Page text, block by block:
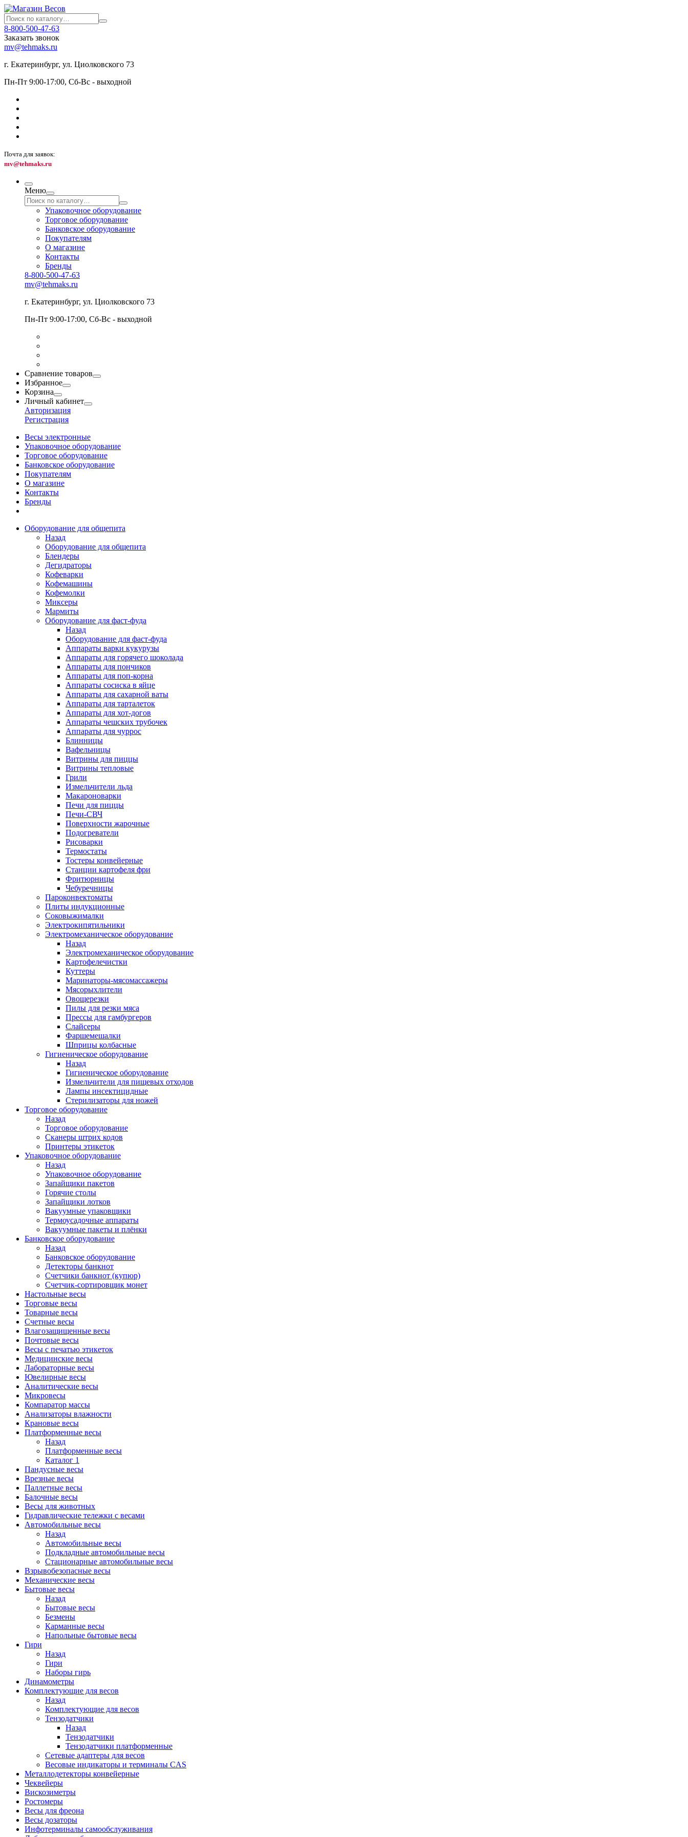
8-800-500-47-63
Заказать звонок
mv@tehmaks.ru
г. Екатеринбург, ул. Циолковского 73
Пн-Пт 9:00-17:00, Сб-Вс - выходной
Почта для заявок:
mv@tehmaks.ru
Меню
Упаковочное оборудование
Торговое оборудование
Банковское оборудование
Покупателям
О магазине
Контакты
Бренды
8-800-500-47-63
mv@tehmaks.ru
г. Екатеринбург, ул. Циолковского 73
Пн-Пт 9:00-17:00, Сб-Вс - выходной
Сравнение товаров
Избранное
Корзина
Личный кабинет
Авторизация
Регистрация
Весы электронные
Упаковочное оборудование
Торговое оборудование
Банковское оборудование
Покупателям
О магазине
Контакты
Бренды
Оборудование для общепита
Назад
Оборудование для общепита
Блендеры
Дегидраторы
Кофеварки
Кофемашины
Кофемолки
Миксеры
Мармиты
Оборудование для фаст-фуда
Назад
Оборудование для фаст-фуда
Аппараты варки кукурузы
Аппараты для горячего шоколада
Аппараты для пончиков
Аппараты для поп-корна
Аппараты сосиска в яйце
Аппараты для сахарной ваты
Аппараты для тарталеток
Аппараты для хот-догов
Аппараты чешских трубочек
Аппараты для чуррос
Блинницы
Вафельницы
Витрины для пиццы
Витрины тепловые
Грили
Измельчители льда
Макароноварки
Печи для пиццы
Печи-СВЧ
Поверхности жарочные
Подогреватели
Рисоварки
Термостаты
Тостеры конвейерные
Станции картофеля фри
Фритюрницы
Чебуречницы
Пароконвектоматы
Плиты индукционные
Соковыжималки
Электрокипятильники
Электромеханическое оборудование
Назад
Электромеханическое оборудование
Картофелечистки
Куттеры
Маринаторы-мясомассажеры
Мясорыхлители
Овощерезки
Пилы для резки мяса
Прессы для гамбургеров
Слайсеры
Фаршемешалки
Шприцы колбасные
Гигиеническое оборудование
Назад
Гигиеническое оборудование
Измельчители для пищевых отходов
Лампы инсектицидные
Стерилизаторы для ножей
Торговое оборудование
Назад
Торговое оборудование
Сканеры штрих кодов
Принтеры этикеток
Упаковочное оборудование
Назад
Упаковочное оборудование
Запайщики пакетов
Горячие столы
Запайщики лотков
Вакуумные упаковщики
Термоусадочные аппараты
Вакуумные пакеты и плёнки
Банковское оборудование
Назад
Банковское оборудование
Детекторы банкнот
Cчетчики банкнот (купюр)
Счетчик-сортировщик монет
Настольные весы
Торговые весы
Товарные весы
Счетные весы
Влагозащищенные весы
Почтовые весы
Весы с печатью этикеток
Медицинские весы
Лабораторные весы
Ювелирные весы
Аналитические весы
Микровесы
Компаратор массы
Анализаторы влажности
Крановые весы
Платформенные весы
Назад
Платформенные весы
Каталог 1
Пандусные весы
Врезные весы
Паллетные весы
Балочные весы
Весы для животных
Гидравлические тележки с весами
Автомобильные весы
Назад
Автомобильные весы
Подкладные автомобильные весы
Стационарные автомобильные весы
Взрывобезопасные весы
Механические весы
Бытовые весы
Назад
Бытовые весы
Безмены
Карманные весы
Напольные бытовые весы
Гири
Назад
Гири
Наборы гирь
Динамометры
Комплектующие для весов
Назад
Комплектующие для весов
Тензодатчики
Назад
Тензодатчики
Тензодатчики платформенные
Сетевые адаптеры для весов
Весовые индикаторы и терминалы CAS
Металлодетекторы конвейерные
Чеквейеры
Вискозиметры
Ростомеры
Весы для фреона
Весы дозаторы
Инфотерминалы самообслуживания